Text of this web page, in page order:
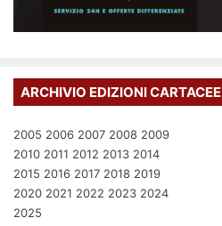
ARCHIVIO EDIZIONI CARTACEE
2005 2006 2007 2008 2009
2010 2011 2012 2013 2014
2015 2016 2017 2018 2019
2020 2021 2022 2023 2024
2025